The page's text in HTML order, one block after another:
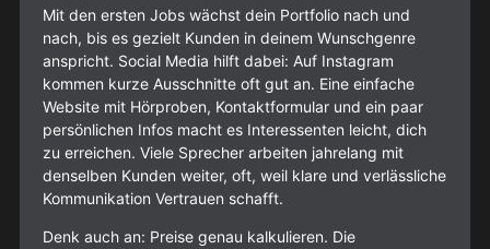
Mit den ersten Jobs wächst dein Portfolio nach und
nach, bis es gezielt Kunden in deinem Wunschgenre
anspricht. Social Media hilft dabei: Auf Instagram
kommen kurze Ausschnitte oft gut an. Eine einfache
Website mit Hörproben, Kontaktformular und ein paar
persönlichen Infos macht es Interessenten leicht, dich
zu erreichen. Viele Sprecher arbeiten jahrelang mit
denselben Kunden weiter, oft, weil klare und verlässliche
Kommunikation Vertrauen schafft.
Denk auch an: Preise genau kalkulieren. Die